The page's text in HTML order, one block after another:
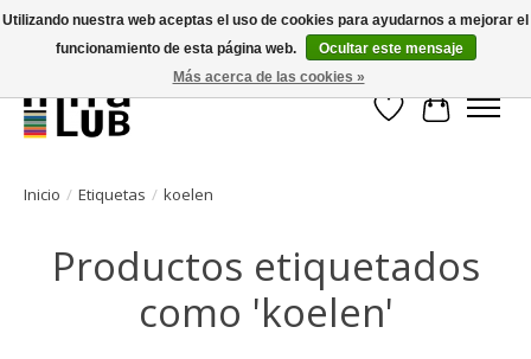
Minder stilstand, meer rendement!
Lista de deseos
Cesta
Inicio / Etiquetas / koelen
Productos etiquetados
como 'koelen'
Utilizando nuestra web aceptas el uso de cookies para ayudarnos a mejorar el
funcionamiento de esta página web.
Ocultar este mensaje
Más acerca de las cookies »